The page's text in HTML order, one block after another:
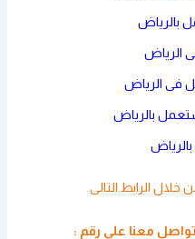
بالرياض
الرياض
فى الرياض
بالرياض
خلال الرابط التالى
معنا على رقم :